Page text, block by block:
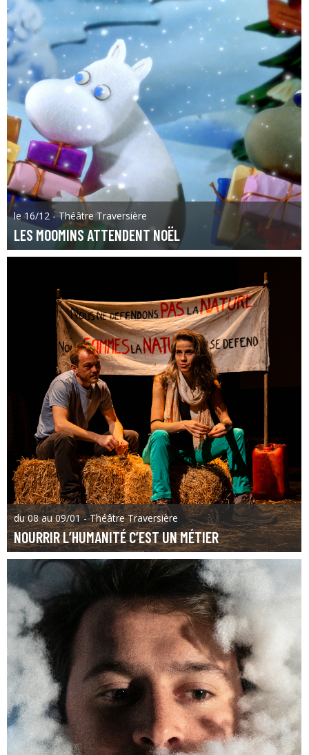
le 16/12 - Théâtre Traversière
LES MOOMINS ATTENDENT NOËL
du 08 au 09/01 - Théâtre Traversière
NOURRIR L’HUMANITÉ C’EST UN MÉTIER